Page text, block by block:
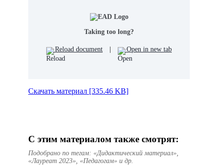
Taking too long?
Reload document Open in new tab
Скачать материал [335.46 KB]
С этим материалом также смотрят:
Подобрано по тегам: «Дидактический материал»,
«Лауреат 2023», «Педагогам» и др.